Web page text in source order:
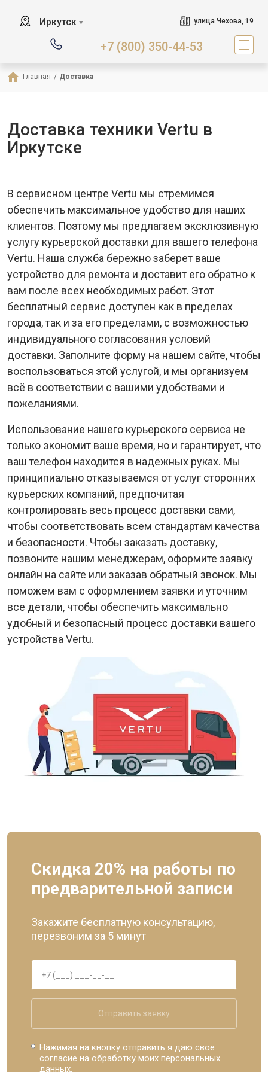
Иркутск ▼ улица Чехова, 19
+7 (800) 350-44-53
Главная / Доставка
Доставка техники Vertu в
Иркутске
В сервисном центре Vertu мы стремимся
обеспечить максимальное удобство для наших
клиентов. Поэтому мы предлагаем эксклюзивную
услугу курьерской доставки для вашего телефона
Vertu. Наша служба бережно заберет ваше
устройство для ремонта и доставит его обратно к
вам после всех необходимых работ. Этот
бесплатный сервис доступен как в пределах
города, так и за его пределами, с возможностью
индивидуального согласования условий
доставки. Заполните форму на нашем сайте, чтобы
воспользоваться этой услугой, и мы организуем
всё в соответствии с вашими удобствами и
пожеланиями.
Использование нашего курьерского сервиса не
только экономит ваше время, но и гарантирует, что
ваш телефон находится в надежных руках. Мы
принципиально отказываемся от услуг сторонних
курьерских компаний, предпочитая
контролировать весь процесс доставки сами,
чтобы соответствовать всем стандартам качества
и безопасности. Чтобы заказать доставку,
позвоните нашим менеджерам, оформите заявку
онлайн на сайте или заказав обратный звонок. Мы
поможем вам с оформлением заявки и уточним
все детали, чтобы обеспечить максимально
удобный и безопасный процесс доставки вашего
устройства Vertu.
Скидка 20% на работы по
предварительной записи
Закажите бесплатную консультацию,
перезвоним за 5 минут
Отправить заявку
Нажимая на кнопку отправить я даю свое
согласие на обработку моихперсональных
данных.